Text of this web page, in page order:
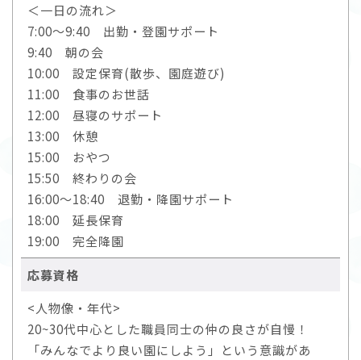
＜一日の流れ＞
7:00～9:40 出勤・登園サポート
9:40 朝の会
10:00 設定保育(散歩、園庭遊び)
11:00 食事のお世話
12:00 昼寝のサポート
13:00 休憩
15:00 おやつ
15:50 終わりの会
16:00～18:40 退勤・降園サポート
18:00 延長保育
19:00 完全降園
応募資格
<人物像・年代>
20~30代中心とした職員同士の仲の良さが自慢！
「みんなでより良い園にしよう」という意識があ